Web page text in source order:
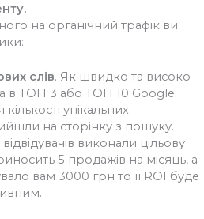
на органічний трафік ви
слів. Як швидко та високо
в ТОП 3 або ТОП 10 Google.
унікальних
на сторінку з пошуку.
відвідувачів виконали цільову
5 продажів на місяць, а
вам 3000 грн то її ROI буде